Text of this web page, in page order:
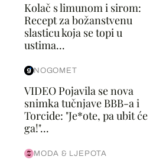
Kolač s limunom i sirom:
Recept za božanstvenu
slasticu koja se topi u
ustima...
NOGOMET
VIDEO Pojavila se nova
snimka tučnjave BBB-a i
Torcide: "Je*ote, pa ubit će
ga!"...
MODA & LJEPOTA